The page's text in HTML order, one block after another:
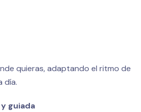
quieras, adaptando el ritmo de
día.
guiada